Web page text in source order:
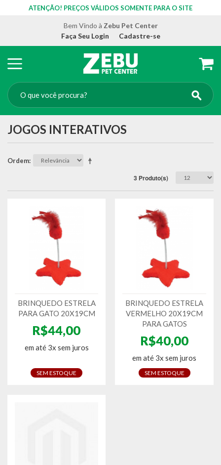
ATENÇÃO! PREÇOS VÁLIDOS SOMENTE PARA O SITE
Bem Vindo à Zebu Pet Center
Faça Seu Login
Cadastre-se
JOGOS INTERATIVOS
Ordem
3 Produto(s)
BRINQUEDO ESTRELA
PARA GATO 20X19CM
R$44,00
em até 3x sem juros
SEM ESTOQUE
BRINQUEDO ESTRELA
VERMELHO 20X19CM
PARA GATOS
R$40,00
em até 3x sem juros
SEM ESTOQUE